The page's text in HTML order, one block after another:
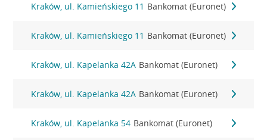
Kraków, ul. Kamieńskiego 11 Bankomat (Euronet)
Kraków, ul. Kamieńskiego 11 Bankomat (Euronet)
Kraków, ul. Kapelanka 42A Bankomat (Euronet)
Kraków, ul. Kapelanka 42A Bankomat (Euronet)
Kraków, ul. Kapelanka 54 Bankomat (Euronet)